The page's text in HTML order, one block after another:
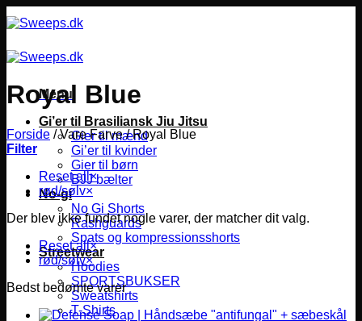
til
Menu
Gi’er til Brasiliansk Jiu Jitsu
Gier til mænd
Gi’er til kvinder
Gier til børn
BJJ bælter
No-gi
No Gi Shorts
Rashguards
Spats og kompressionsshorts
Streetwear
Hoodies
SPORTSBUKSER
Sweatshirts
T-Shirts
Royal Blue
Forside /Vare Farve/Royal Blue
Filter
Reset all×
rød/sølv×
Der blev ikke fundet nogle varer, der matcher dit valg.
Reset all×
rød/sølv×
Bedst bedømte varer